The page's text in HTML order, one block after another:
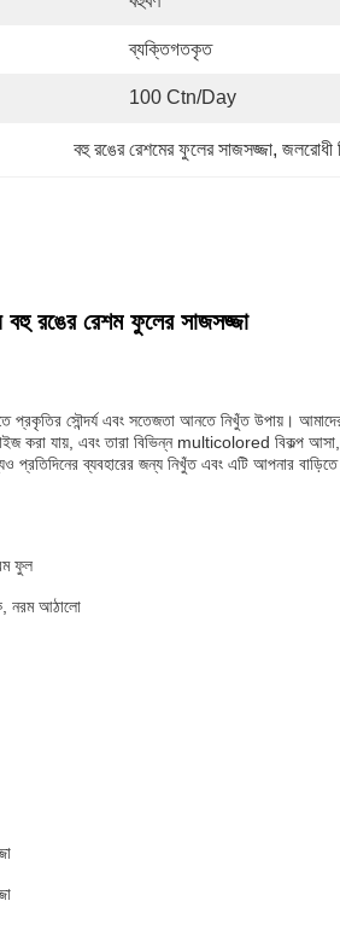
ব্যক্তিগতকৃত
100 Ctn/day
বহু রঙের রেশমের ফুলের সাজসজ্জা, জলরোধী
রঙের রেশম ফুলের সাজসজ্জা
প্রকৃতির সৌন্দর্য এবং সতেজতা আনতে নিখুঁত উপায়।
করা যায়, এবং তারা বিভিন্ন multicolored বিকল্প
প্রতিদিনের ব্যবহারের জন্য নিখুঁত এবং এটি আপনার
ফুল
নরম আঠালো